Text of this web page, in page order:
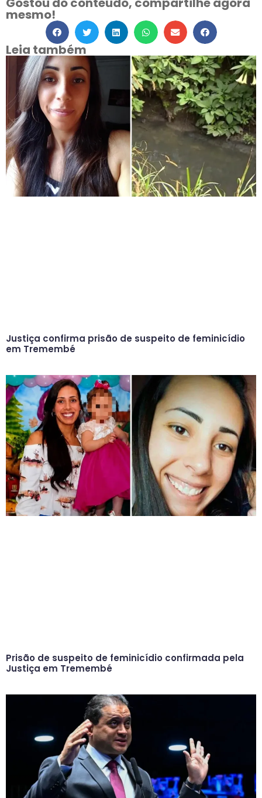
mesmo!
Leia também
Justiça confirma prisão de suspeito de feminicídio
em Tremembé
Prisão de suspeito de feminicídio confirmada pela
Justiça em Tremembé